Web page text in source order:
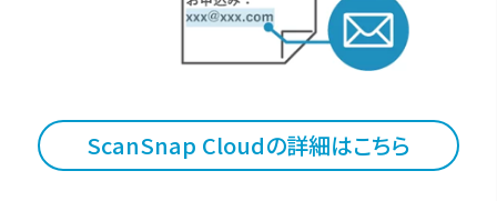
ScanSnap Cloudの詳細はこちら